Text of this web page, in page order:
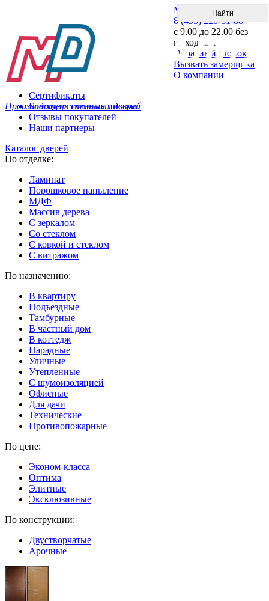
Производитель стальных дверей
Меню
8 (495) 220-51-88
с 9.00 до 22.00 без
выходных
Обратный звонок
Вызвать замерщика
О компании
Сертификаты
Благодарственные письма
Отзывы покупателей
Наши партнеры
Каталог дверей
По отделке:
Ламинат
Порошковое напыление
МДФ
Массив дерева
С зеркалом
Со стеклом
С ковкой и стеклом
С витражом
По назначению:
В квартиру
Подъездные
Тамбурные
В частный дом
В коттедж
Парадные
Уличные
Утепленные
C шумоизоляцией
Офисные
Для дачи
Технические
Противопожарные
По цене:
Эконом-класса
Оптима
Элитные
Эксклюзивные
По конструкции:
Двустворчатые
Арочные